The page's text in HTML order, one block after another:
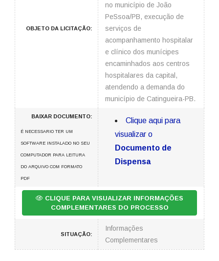
OBJETO DA LICITAÇÃO:
no município de João
PeSsoa/PB, execução de
serviços de
acompanhamento hospitalar
e clínico dos munícipes
encaminhados aos centros
hospitalares da capital,
atendendo a demanda do
município de Catingueira-PB.
BAIXAR DOCUMENTO:
É NECESSARIO TER UM
SOFTWARE INSTALADO NO SEU
COMPUTADOR PARA LEITURA
DO ARQUIVO COM FORMATO
PDF
Clique aqui para
visualizar o
Documento de
Dispensa
CLIQUE PARA VISUALIZAR INFORMAÇÕES
COMPLEMENTARES DO PROCESSO
SITUAÇÃO:
Informações
Complementares